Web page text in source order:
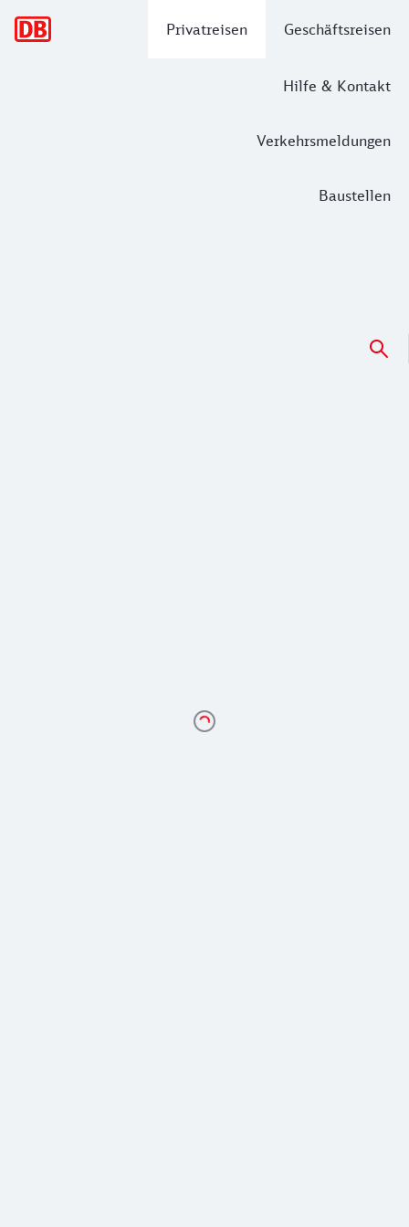
Privatreisen Geschäftsreisen
Hilfe & Kontakt
Verkehrsmeldungen
Baustellen